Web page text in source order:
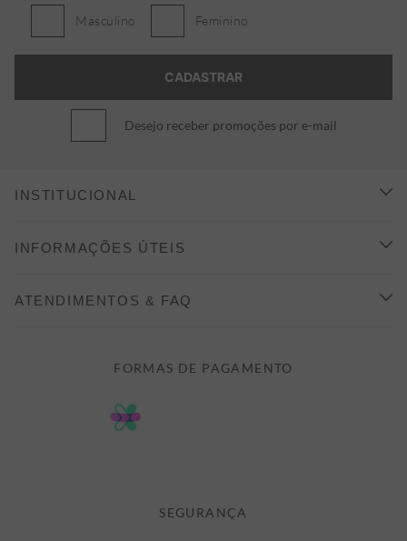
Masculino Feminino
Desejo receber promoções por e-mail
INSTITUCIONAL
CONHEÇA A ALEATORY
INFORMAÇÕES ÚTEIS
FORMAS DE PAGAMENTO
POLÍTICA DE PRIVACIDADE
ATENDIMENTOS & FAQ
ATENDIMENTO@ALEATORYSTORE.COM.BR
FORMAS DE PAGAMENTO
SEGURANÇA